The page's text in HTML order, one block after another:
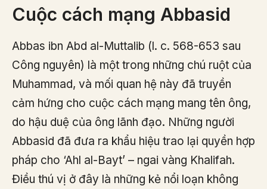
Cuộc cách mạng Abbasid
Abbas ibn Abd al-Muttalib (l. c. 568-653 sau
Công nguyên) là một trong những chú ruột của
Muhammad, và mối quan hệ này đã truyền
cảm hứng cho cuộc cách mạng mang tên ông,
do hậu duệ của ông lãnh đạo. Những người
Abbasid đã đưa ra khẩu hiệu trao lại quyền hợp
pháp cho ‘Ahl al-Bayt’ – ngai vàng Khalifah.
Điều thú vị ở đây là những kẻ nổi loạn không